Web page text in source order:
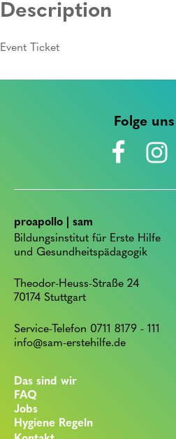
Description
Event Ticket
Folge
proapollo | sam
Bildungsinstitut für Erste Hilfe
und Gesundheitspädagogik
Theodor-Heuss-Straße 24
70174 Stuttgart
Service-Telefon 0711 8179 - 111
info@sam-erstehilfe.de
Das sind wir
FAQ
Jobs
Hygiene Regeln